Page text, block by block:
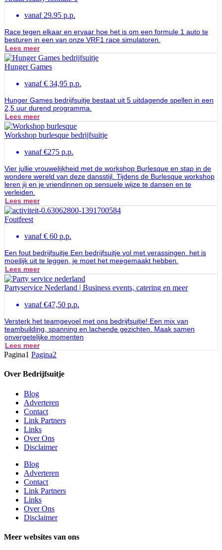
vanaf 29.95 p.p.
Race tegen elkaar en ervaar hoe het is om een formule 1 auto te
besturen in een van onze VRF1 race simulatoren.
Lees meer
Hunger Games
vanaf € 34,95 p.p.
Hunger Games bedrijfsuitje bestaat uit 5 uitdagende spellen in een
2,5 uur durend programma.
Lees meer
Workshop burlesque bedrijfsuitje
vanaf €275 p.p.
Vier jullie vrouwelijkheid met de workshop Burlesque en stap in de
wondere wereld van deze dansstijl. Tijdens de Burlesque workshop
leren jij en je vriendinnen op sensuele wijze te dansen en te
verleiden.
Lees meer
Foutfeest
vanaf € 60 p.p.
Een fout bedrijfsuitje Een bedrijfsuitje vol met verassingen. het is
moeilijk uit te leggen, je moet het meegemaakt hebben.
Lees meer
Partyservice Nederland | Business events, catering en meer
vanaf €47,50 p.p.
Versterk het teamgevoel met ons bedrijfsuitje! Een mix van
teambuilding, spanning en lachende gezichten. Maak samen
onvergetelijke momenten
Lees meer
Pagina1 Pagina2
Over Bedrijfsuitje
Blog
Adverteren
Contact
Link Partners
Links
Over Ons
Disclaimer
Blog
Adverteren
Contact
Link Partners
Links
Over Ons
Disclaimer
Meer websites van ons